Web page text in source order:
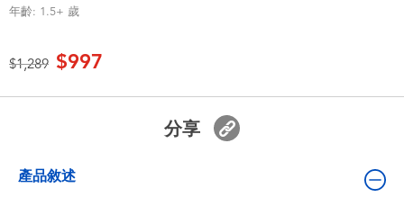
夏日
電池
年齡: 1.5+ 歲
價格從
$1,289至$997
分享
產品敘述